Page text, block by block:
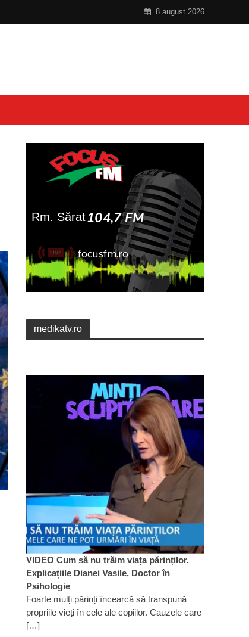
8 august 2026
medikatv.ro
VIDEO Cum să nu trăim viața părinților.
Explicațiile Dianei Vasile, Doctor în
Psihologie
Foarte mulți părinți încearcă să transpună
propriile vieți în cele ale copiilor. Cauzele care
[…]